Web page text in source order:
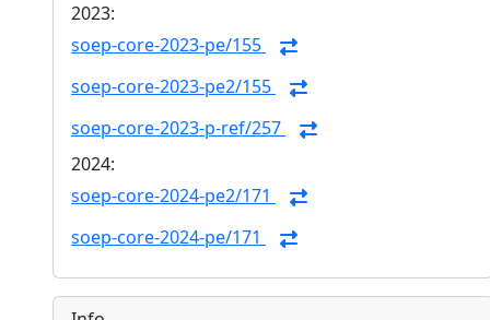
2023:
soep-core-2023-pe/155
soep-core-2023-pe2/155
soep-core-2023-p-ref/257
2024:
soep-core-2024-pe2/171
soep-core-2024-pe/171